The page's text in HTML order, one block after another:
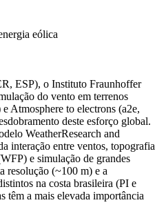
eólica
ESP), o Instituto Fraunhoffer
do vento em terrenos
Atmosphere to electrons (a2e,
deste esforço global.
WeatherResearch and
interação entre ventos, topografia
e simulação de grandes
resolução (~100 m) e a
na costa brasileira (PI e
têm a mais elevada importância